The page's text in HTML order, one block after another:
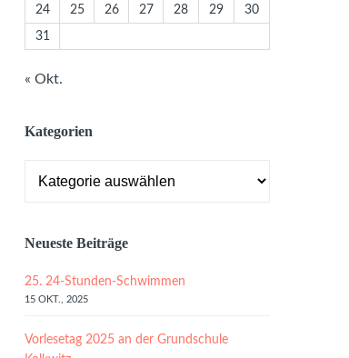
24 25 26 27 28 29 30
31
« Okt.
Kategorien
Neueste Beiträge
25. 24-Stunden-Schwimmen
15 OKT., 2025
Vorlesetag 2025 an der Grundschule